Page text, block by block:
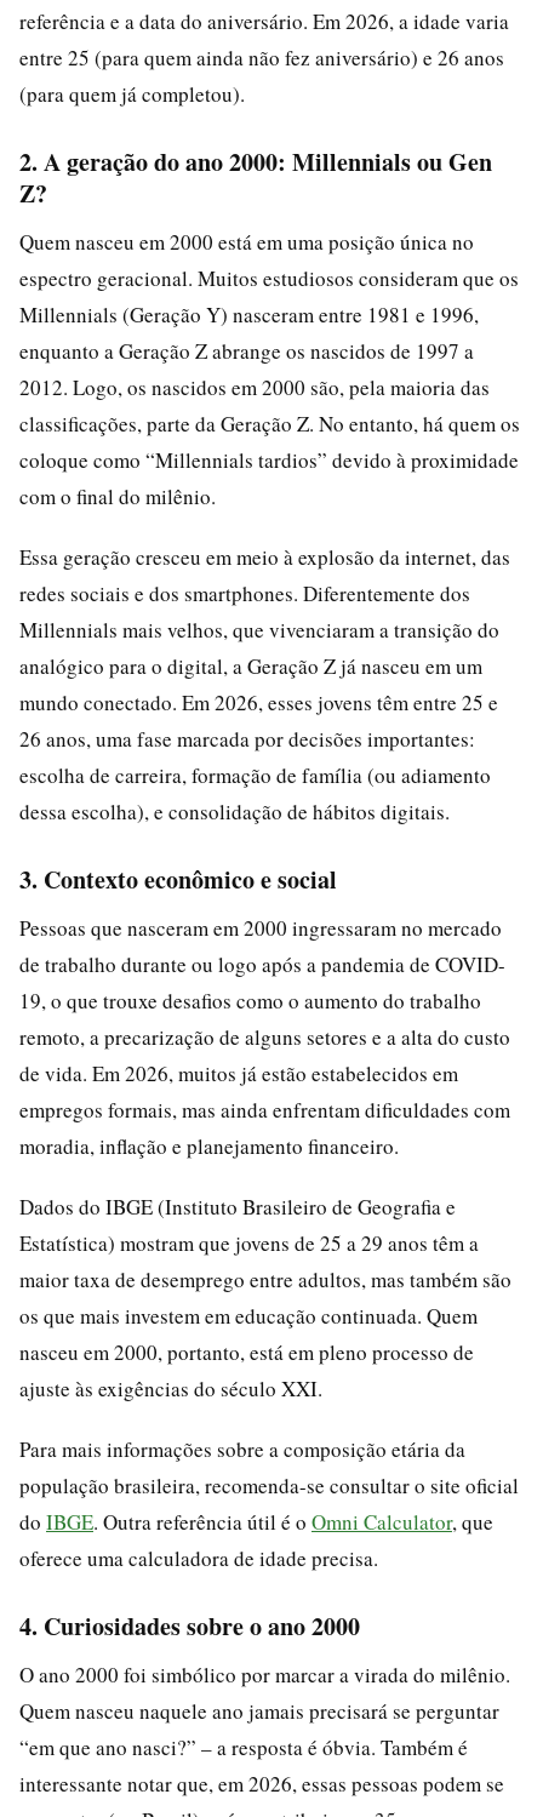
referência e a data do aniversário. Em 2026, a idade varia
entre 25 (para quem ainda não fez aniversário) e 26 anos
(para quem já completou).
2. A geração do ano 2000: Millennials ou Gen
Z?
Quem nasceu em 2000 está em uma posição única no
espectro geracional. Muitos estudiosos consideram que os
Millennials (Geração Y) nasceram entre 1981 e 1996,
enquanto a Geração Z abrange os nascidos de 1997 a
2012. Logo, os nascidos em 2000 são, pela maioria das
classificações, parte da Geração Z. No entanto, há quem os
coloque como “Millennials tardios” devido à proximidade
com o final do milênio.
Essa geração cresceu em meio à explosão da internet, das
redes sociais e dos smartphones. Diferentemente dos
Millennials mais velhos, que vivenciaram a transição do
analógico para o digital, a Geração Z já nasceu em um
mundo conectado. Em 2026, esses jovens têm entre 25 e
26 anos, uma fase marcada por decisões importantes:
escolha de carreira, formação de família (ou adiamento
dessa escolha), e consolidação de hábitos digitais.
3. Contexto econômico e social
Pessoas que nasceram em 2000 ingressaram no mercado
de trabalho durante ou logo após a pandemia de COVID-
19, o que trouxe desafios como o aumento do trabalho
remoto, a precarização de alguns setores e a alta do custo
de vida. Em 2026, muitos já estão estabelecidos em
empregos formais, mas ainda enfrentam dificuldades com
moradia, inflação e planejamento financeiro.
Dados do IBGE (Instituto Brasileiro de Geografia e
Estatística) mostram que jovens de 25 a 29 anos têm a
maior taxa de desemprego entre adultos, mas também são
os que mais investem em educação continuada. Quem
nasceu em 2000, portanto, está em pleno processo de
ajuste às exigências do século XXI.
Para mais informações sobre a composição etária da
população brasileira, recomenda-se consultar o site oficial
do IBGE. Outra referência útil é o Omni Calculator, que
oferece uma calculadora de idade precisa.
4. Curiosidades sobre o ano 2000
O ano 2000 foi simbólico por marcar a virada do milênio.
Quem nasceu naquele ano jamais precisará se perguntar
“em que ano nasci?” – a resposta é óbvia. Também é
interessante notar que, em 2026, essas pessoas podem se